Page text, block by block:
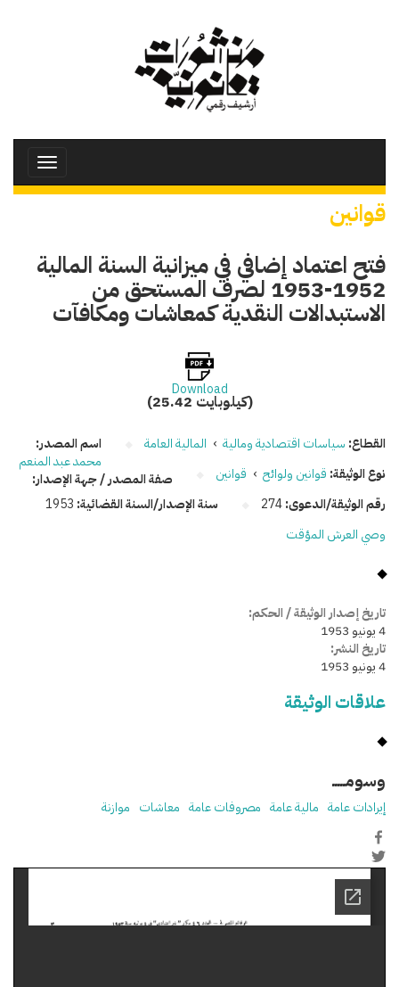
Toggle
قوانين
فتح اعتماد إضافي في ميزانية السنة المالية
1952-1953 لصرف المستحق من
الاستبدالات النقدية كمعاشات ومكافآت
Download
(25.42 كيلوبايت)
القطاع: سياسات اقتصادية ومالية › المالية العامة
نوع الوثيقة: قوانين ولوائح › قوانين
رقم الوثيقة/الدعوى:274 سنة الإصدار/السنة القضائية: 1953
اسم المصدر:
محمد عبد المنعم
صفة المصدر / جهة الإصدار:
وصي العرش المؤقت
تاريخ إصدار الوثيقة / الحكم:
4 يونيو 1953
تاريخ النشر:
4 يونيو 1953
علاقات الوثيقة
وسومـــــ
إيرادات عامة مالية عامة مصروفات عامة معاشات موازنة